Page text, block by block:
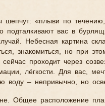
шепчут: «плыви по
подталкивают вас в
Небесная картина
знакомиться, но при
проходит через
лёгкости. Для вас,
воду – непривычно, но
Общее расположение